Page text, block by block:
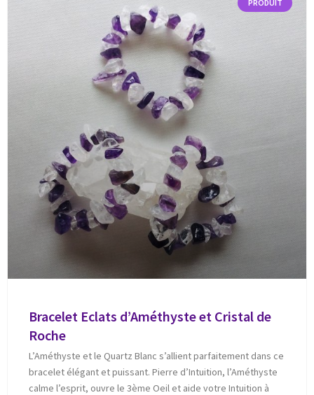
Bracelet Eclats d’Améthyste et Cristal de
Roche
L’Améthyste et le Quartz Blanc s’allient parfaitement dans ce
bracelet élégant et puissant. Pierre d’Intuition, l’Améthyste
calme l’esprit, ouvre le 3ème Oeil et aide votre Intuition à